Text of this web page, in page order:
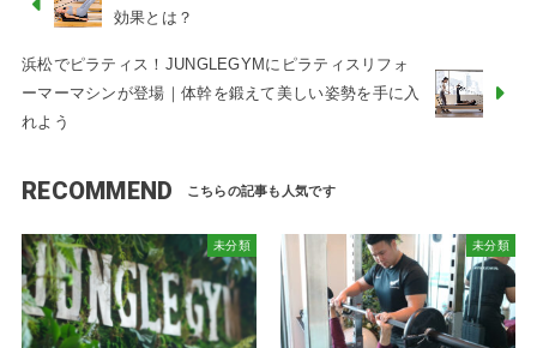
効果とは？
浜松でピラティス！JUNGLEGYMにピラティスリフォ
ーマーマシンが登場｜体幹を鍛えて美しい姿勢を手に入
れよう
RECOMMEND
未分類 未分類